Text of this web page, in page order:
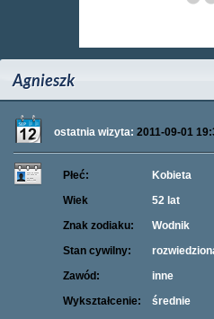
Agnieszk
ostatnia wizyta: 2011-09-01
Płeć:
Kobieta
Wiek
52 lat
Znak zodiaku:
Wodnik
Stan cywilny:
Zawód:
inne
Wykształcenie:
średnie